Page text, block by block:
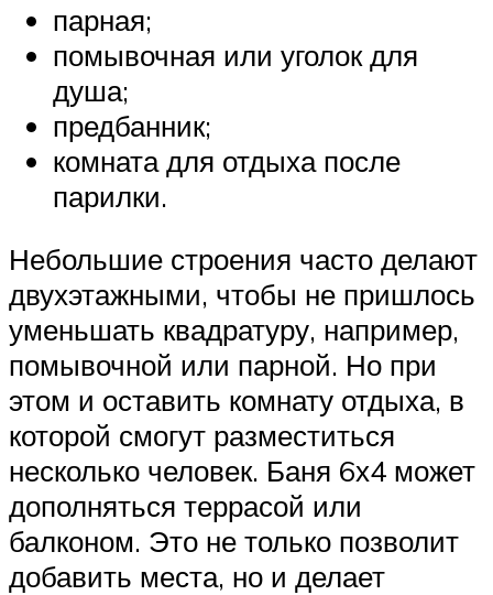
парная;
помывочная или уголок для
душа;
предбанник;
комната для отдыха после
парилки.
Небольшие строения часто делают
двухэтажными, чтобы не пришлось
уменьшать квадратуру, например,
помывочной или парной. Но при
этом и оставить комнату отдыха, в
которой смогут разместиться
несколько человек. Баня 6х4 может
дополняться террасой или
балконом. Это не только позволит
добавить места, но и делает